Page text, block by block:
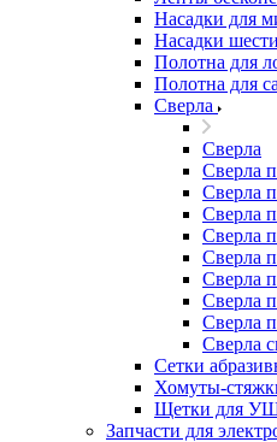
Насадки для
Насадки
Полотна для
Полотна для
Сверла
Сверла
Сверла
Сверла
Сверла
Сверла
Сверла
Сверла
Сверла
Сверла
Сверла
Сетки
Хомуты-
Щетки для
Запчасти для